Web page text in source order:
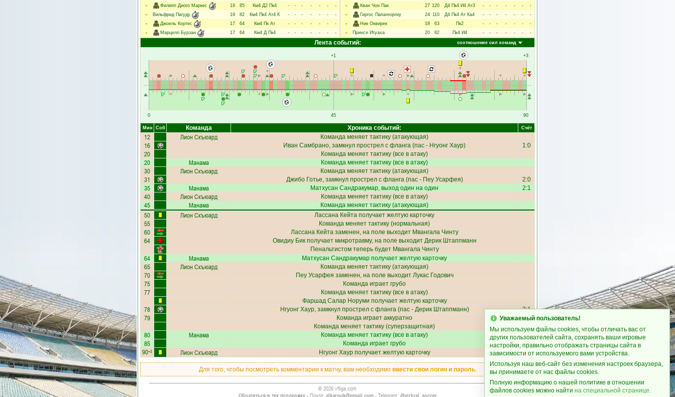
-
Филипп Диого Маркес 19 85 Км4 Д2 Пк4 - - - - - -
-
-
Вильфрид Пагуду 19 82 Км4 Пк4 Ат4 К - - - - - -
-
-
Джоель Кортес 17 64 Км4 Пк Ат - - - - - -
-
-
Марцелл Бурзан 17 64 Км4 Д Пк4 - - - - - - -
-
Кван Чон Пак 27 120 Д4 Пк4 И4 Ат3 - - - - - -
-
-
Гиргос Папагеоргиу 24 110 Д4 Пк4 Ат Ка4 - - - - - -
-
-
Ник Оквирек 18 63 Пк2 - - - - - -
-
-
Принсе Итуаха 20 82 Пк4 И4 - - - - - -
-
соотношение сил команд
Лента событий:
0
+1
45
+3
90
Мин Соб Команда Хроника событий: Счёт
12 Лион Скъюард Команда меняет тактику (атакующая)
16 Иван Самбрано, замкнул прострел с фланга (пас - Нгуонг Хаур) 1:0
20 Команда меняет тактику (все в атаку)
20 Манама Команда меняет тактику (все в атаку)
30 Лион Скъюард Команда меняет тактику (атакующая)
31 Джибо Готье, замкнул прострел с фланга (пас - Пеу Усарфея) 2:0
35 Манама Матхусан Сандракумар, выход один на один 2:1
40 Лион Скъюард Команда меняет тактику (все в атаку)
45 Манама Команда меняет тактику (атакующая)
50 Лион Скъюард Лассана Кейта получает желтую карточку
55 Команда меняет тактику (нормальная)
60 Лассана Кейтазаменен, на поле выходит Мвангала Чинту
64 Овидиу Бикполучает микротравму, на поле выходит Дерик Штаппманн
Пенальтистом теперь будет Мвангала Чинту
64 Манама Матхусан Сандракумар получает желтую карточку
65 Лион Скъюард Команда меняет тактику (атакующая)
70 Пеу Усарфея заменен, на поле выходит Лукас Годович
75 Команда играет грубо
77
Команда меняет тактику (все в атаку)
Фаршад Салар Норуми получает желтую карточку
78 Нгуонг Хаур, замкнул прострел с фланга (пас - Дерик Штаппманн) 3:1
79
Команда играет аккуратно
Команда меняет тактику (суперзащитная)
80 Манама Команда меняет тактику (все в атаку)
85 Команда играет грубо
90+3 Лион Скъюард Нгуонг Хаурполучает желтую карточку
Для того, чтобы посмотреть комментарии к матчу, вам необходимо ввести свои логин и пароль.
© 2026 vfliga.com
Уважаемый пользователь!
Мы используем файлы cookies, чтобы отличать вас от
других пользователей сайта, сохранять ваши игровые
настройки, правильно отображать страницы сайта в
зависимости от используемого вами устройства.
Используя наш веб-сайт без изменения настроек браузера,
вы принимаете от нас файлы cookies.
Полную информацию о нашей политике в отношении
файлов cookies можно найти на специальной странице.